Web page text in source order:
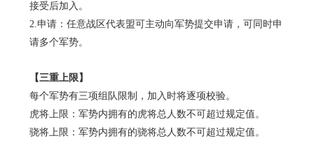
接受后加入。
2.申请：任意战区代表盟可主动向军势提交申请，可同时申
请多个军势。
【三重上限】
每个军势有三项组队限制，加入时将逐项校验。
虎将上限：军势内拥有的虎将总人数不可超过规定值。
骁将上限：军势内拥有的骁将总人数不可超过规定值。